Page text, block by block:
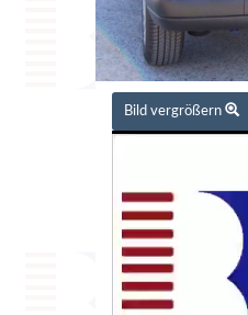
Bild vergrößern